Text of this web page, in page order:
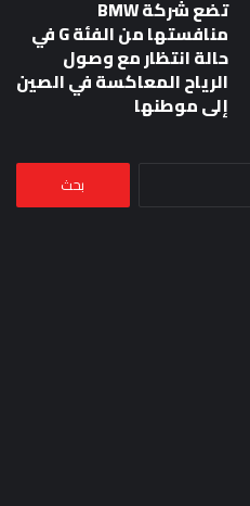
تضع شركة BMW
منافستها من الفئة G في
حالة انتظار مع وصول
الرياح المعاكسة في الصين
إلى موطنها
البحث